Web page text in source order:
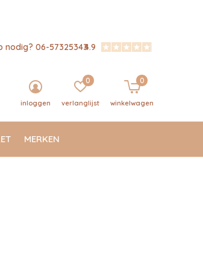
MERKEN
inloggen verlanglijst
0
winkelwagen
0
nodig? 06-573253434.9